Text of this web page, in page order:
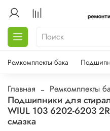
Ремкомплекты бака
Главная Ремкомплекты
Подшипники для
WIUL 103 6202-6203
смазка